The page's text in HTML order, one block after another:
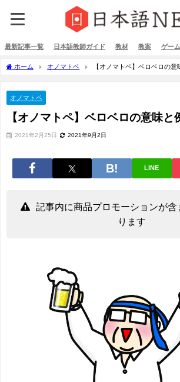
最新記事一覧 日本語教師ガイド 教材 教案 ゲー
ホーム オノマトペ 【オノマトペ】ベロベロの意
オノマトペ
【オノマトペ】ベロベロの意味と
2021年2月25日 2021年9月2日
LINE
記事内に商品プロモーションが含
ります